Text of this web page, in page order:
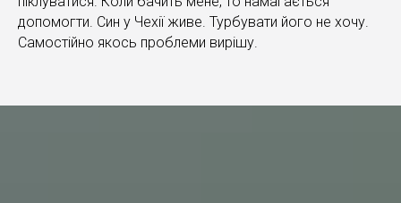
допомогти. Син у Чехії живе. Турбувати його не хочу.
Самостійно якось проблеми вирішу.